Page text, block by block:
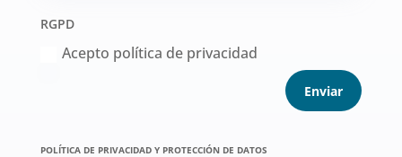
RGPD
Acepto política de privacidad
Enviar
POLÍTICA DE PRIVACIDAD Y PROTECCIÓN DE DATOS